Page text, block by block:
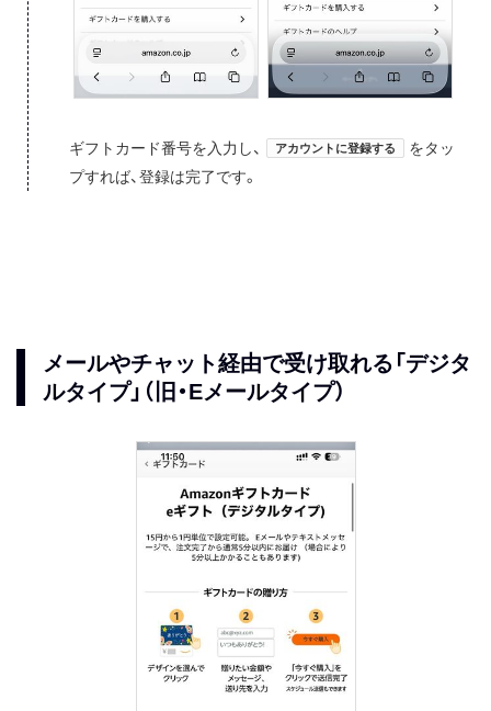
ギフトカード番号を入力し、 アカウントに登録する
をタッ
プすれば、登録は完了です。
メールやチャット経由で受け取れる「デジタ
ルタイプ」（旧・Eメールタイプ）